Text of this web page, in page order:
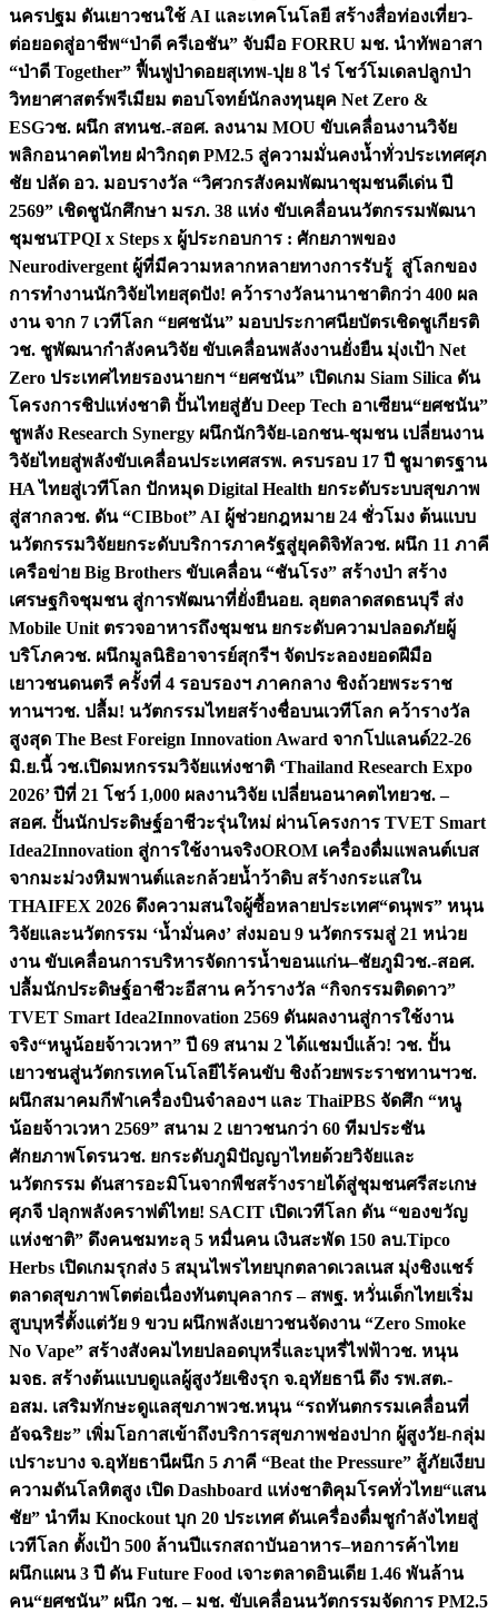
นครปฐม ดันเยาวชนใช้ AI และเทคโนโลยี สร้างสื่อท่องเที่ยว-
ต่อยอดสู่อาชีพ“ป่าดี ครีเอชัน” จับมือ FORRU มช. นำทัพอาสา
“ป่าดี Together” ฟื้นฟูป่าดอยสุเทพ-ปุย 8 ไร่ โชว์โมเดลปลูกป่า
วิทยาศาสตร์พรีเมียม ตอบโจทย์นักลงทุนยุค Net Zero &
ESGวช. ผนึก สทนช.-สอศ. ลงนาม MOU ขับเคลื่อนงานวิจัย
พลิกอนาคตไทย ฝ่าวิกฤต PM2.5 สู่ความมั่นคงน้ำทั่วประเทศศุภ
ชัย ปลัด อว. มอบรางวัล “วิศวกรสังคมพัฒนาชุมชนดีเด่น ปี
2569” เชิดชูนักศึกษา มรภ. 38 แห่ง ขับเคลื่อนนวัตกรรมพัฒนา
ชุมชนTPQI x Steps x ผู้ประกอบการ : ศักยภาพของ
Neurodivergent ผู้ที่มีความหลากหลายทางการรับรู้ สู่โลกของ
การทำงานนักวิจัยไทยสุดปัง! คว้ารางวัลนานาชาติกว่า 400 ผล
งาน จาก 7 เวทีโลก “ยศชนัน” มอบประกาศนียบัตรเชิดชูเกียรติ
วช. ชูพัฒนากำลังคนวิจัย ขับเคลื่อนพลังงานยั่งยืน มุ่งเป้า Net
Zero ประเทศไทยรองนายกฯ “ยศชนัน” เปิดเกม Siam Silica ดัน
โครงการชิปแห่งชาติ ปั้นไทยสู่ฮับ Deep Tech อาเซียน“ยศชนัน”
ชูพลัง Research Synergy ผนึกนักวิจัย-เอกชน-ชุมชน เปลี่ยนงาน
วิจัยไทยสู่พลังขับเคลื่อนประเทศสรพ. ครบรอบ 17 ปี ชูมาตรฐาน
HA ไทยสู่เวทีโลก ปักหมุด Digital Health ยกระดับระบบสุขภาพ
สู่สากลวช. ดัน “CIBbot” AI ผู้ช่วยกฎหมาย 24 ชั่วโมง ต้นแบบ
นวัตกรรมวิจัยยกระดับบริการภาครัฐสู่ยุคดิจิทัลวช. ผนึก 11 ภาคี
เครือข่าย Big Brothers ขับเคลื่อน “ชันโรง” สร้างป่า สร้าง
เศรษฐกิจชุมชน สู่การพัฒนาที่ยั่งยืนอย. ลุยตลาดสดธนบุรี ส่ง
Mobile Unit ตรวจอาหารถึงชุมชน ยกระดับความปลอดภัยผู้
บริโภควช. ผนึกมูลนิธิอาจารย์สุกรีฯ จัดประลองยอดฝีมือ
เยาวชนดนตรี ครั้งที่ 4 รอบรองฯ ภาคกลาง ชิงถ้วยพระราช
ทานฯวช. ปลื้ม! นวัตกรรมไทยสร้างชื่อบนเวทีโลก คว้ารางวัล
สูงสุด The Best Foreign Innovation Award จากโปแลนด์22-26
มิ.ย.นี้ วช.เปิดมหกรรมวิจัยแห่งชาติ ‘Thailand Research Expo
2026’ ปีที่ 21 โชว์ 1,000 ผลงานวิจัย เปลี่ยนอนาคตไทยวช. –
สอศ. ปั้นนักประดิษฐ์อาชีวะรุ่นใหม่ ผ่านโครงการ TVET Smart
Idea2Innovation สู่การใช้งานจริงOROM เครื่องดื่มแพลนต์เบส
จากมะม่วงหิมพานต์และกล้วยน้ำว้าดิบ สร้างกระแสใน
THAIFEX 2026 ดึงความสนใจผู้ซื้อหลายประเทศ“ดนุพร” หนุน
วิจัยและนวัตกรรม ‘น้ำมั่นคง’ ส่งมอบ 9 นวัตกรรมสู่ 21 หน่วย
งาน ขับเคลื่อนการบริหารจัดการน้ำขอนแก่น–ชัยภูมิวช.-สอศ.
ปลื้มนักประดิษฐ์อาชีวะอีสาน คว้ารางวัล “กิจกรรมติดดาว”
TVET Smart Idea2Innovation 2569 ดันผลงานสู่การใช้งาน
จริง“หนูน้อยจ้าวเวหา” ปี 69 สนาม 2 ได้แชมป์แล้ว! วช. ปั้น
เยาวชนสู่นวัตกรเทคโนโลยีไร้คนขับ ชิงถ้วยพระราชทานฯวช.
ผนึกสมาคมกีฬาเครื่องบินจำลองฯ และ ThaiPBS จัดศึก “หนู
น้อยจ้าวเวหา 2569” สนาม 2 เยาวชนกว่า 60 ทีมประชัน
ศักยภาพโดรนวช. ยกระดับภูมิปัญญาไทยด้วยวิจัยและ
นวัตกรรม ดันสารอะมิโนจากพืชสร้างรายได้สู่ชุมชนศรีสะเกษ
ศุภจี ปลุกพลังคราฟต์ไทย! SACIT เปิดเวทีโลก ดัน “ของขวัญ
แห่งชาติ” ดึงคนชมทะลุ 5 หมื่นคน เงินสะพัด 150 ลบ.Tipco
Herbs เปิดเกมรุกส่ง 5 สมุนไพรไทยบุกตลาดเวลเนส มุ่งชิงแชร์
ตลาดสุขภาพโตต่อเนื่องทันตบุคลากร – สพฐ. หวั่นเด็กไทยเริ่ม
สูบบุหรี่ตั้งแต่วัย 9 ขวบ ผนึกพลังเยาวชนจัดงาน “Zero Smoke
No Vape” สร้างสังคมไทยปลอดบุหรี่และบุหรี่ไฟฟ้าวช. หนุน
มจธ. สร้างต้นแบบดูแลผู้สูงวัยเชิงรุก จ.อุทัยธานี ดึง รพ.สต.-
อสม. เสริมทักษะดูแลสุขภาพวช.หนุน “รถทันตกรรมเคลื่อนที่
อัจฉริยะ” เพิ่มโอกาสเข้าถึงบริการสุขภาพช่องปาก ผู้สูงวัย-กลุ่ม
เปราะบาง จ.อุทัยธานีผนึก 5 ภาคี “Beat the Pressure” สู้ภัยเงียบ
ความดันโลหิตสูง เปิด Dashboard แห่งชาติคุมโรคทั่วไทย“แสน
ชัย” นำทีม Knockout บุก 20 ประเทศ ดันเครื่องดื่มชูกำลังไทยสู่
เวทีโลก ตั้งเป้า 500 ล้านปีแรกสถาบันอาหาร–หอการค้าไทย
ผนึกแผน 3 ปี ดัน Future Food เจาะตลาดอินเดีย 1.46 พันล้าน
คน“ยศชนัน” ผนึก วช. – มช. ขับเคลื่อนนวัตกรรมจัดการ PM2.5